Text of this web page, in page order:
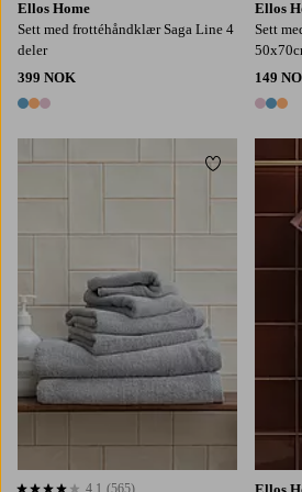
Ellos Home
Sett med frottéhåndklær Saga Line 4
deler
399 NOK
3 farger
Ellos
Sett
149
3 farger
4,1 (565)
Legg til